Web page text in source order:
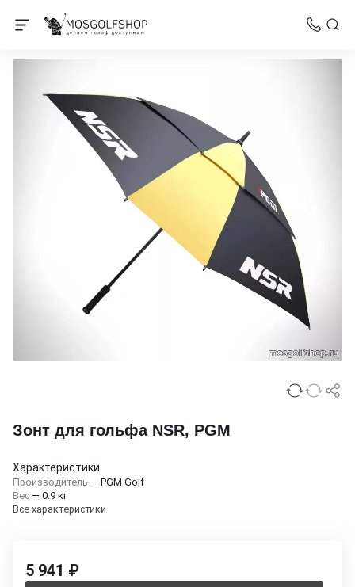
Зонты для гольфа
Зонт для гольфа NSR, PGM
Характеристики
Производитель — PGM Golf
Вес — 0.9 кг
Все характеристики
5 941 ₽